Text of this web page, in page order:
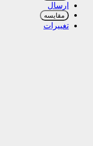
ارسال
مقایسه
تغییرات